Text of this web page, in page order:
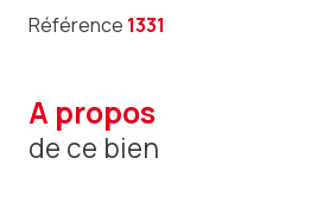
Référence 1331
a propos
de ce bien